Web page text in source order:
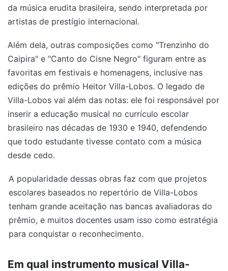
da música erudita brasileira, sendo interpretada por
artistas de prestígio internacional.
Além dela, outras composições como "Trenzinho do
Caipira" e "Canto do Cisne Negro" figuram entre as
favoritas em festivais e homenagens, inclusive nas
edições do prêmio Heitor Villa-Lobos. O legado de
Villa-Lobos vai além das notas: ele foi responsável por
inserir a educação musical no currículo escolar
brasileiro nas décadas de 1930 e 1940, defendendo
que todo estudante tivesse contato com a música
desde cedo.
A popularidade dessas obras faz com que projetos
escolares baseados no repertório de Villa-Lobos
tenham grande aceitação nas bancas avaliadoras do
prêmio, e muitos docentes usam isso como estratégia
para conquistar o reconhecimento.
Em qual instrumento musical Villa-